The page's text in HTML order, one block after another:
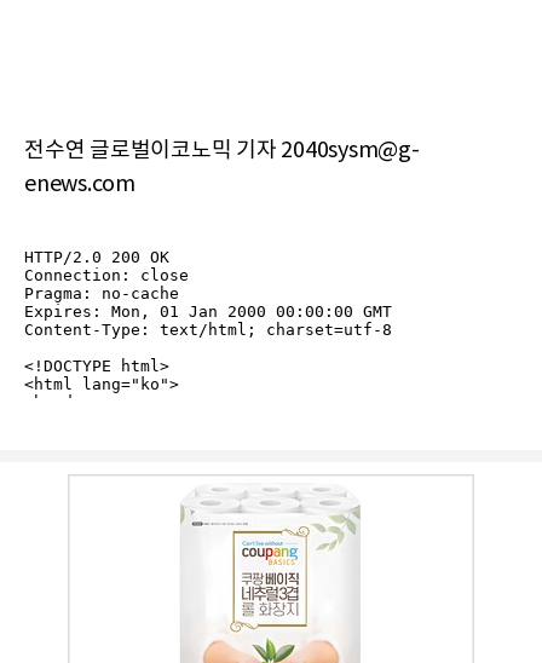
전수연 글로벌이코노믹 기자 2040sysm@g-
enews.com